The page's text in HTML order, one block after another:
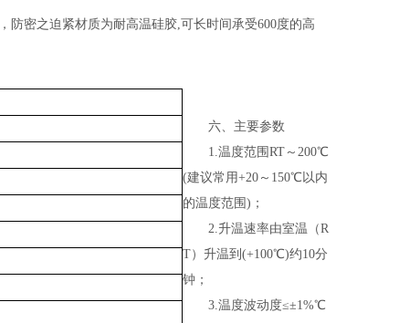
密之迫紧材质为耐高温硅胶,可长时间承受600度的高
六、主要参数
1.温度范围RT～200℃
(建议常用+20～150℃以内
的温度范围)；
2.升温速率由室温（R
T）升温到(+100℃)约10分
钟；
3.温度波动度≤±1%℃